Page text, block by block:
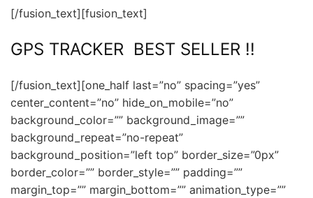
[/fusion_text][fusion_text]
GPS TRACKER BEST SELLER !!
[/fusion_text][one_half last=”no” spacing=”yes”
center_content=”no” hide_on_mobile=”no”
background_color=”” background_image=””
background_repeat=”no-repeat”
background_position=”left top” border_size=”0px”
border_color=”” border_style=”” padding=””
margin_top=”” margin_bottom=”” animation_type=””